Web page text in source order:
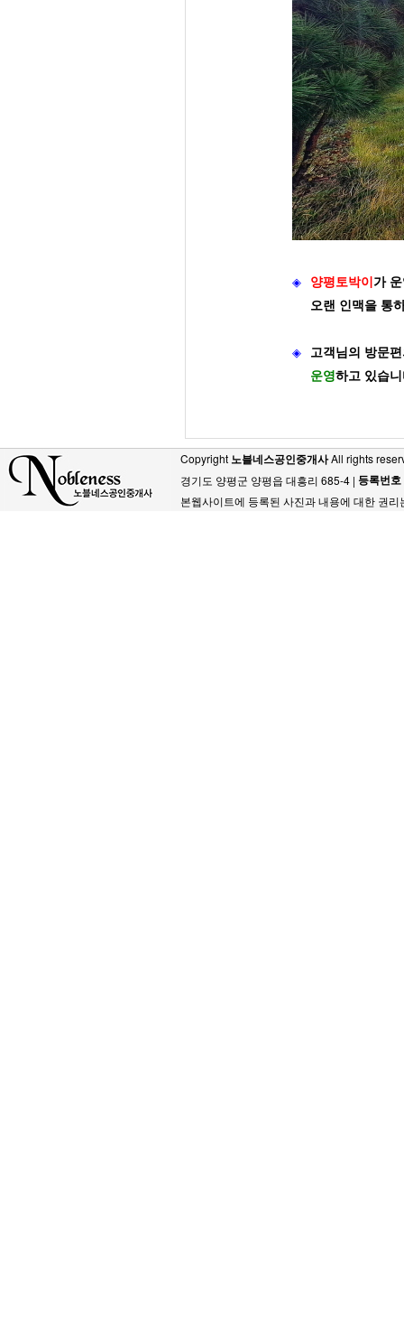
◈ 양평토박이 가
오랜 인맥을 통
◈
고객님의 방문
운영하고 있습
Copyright 노블네스공인중개사All rights
경기도 양평군 양평읍 대흥리 685-4 | 등록번호
본웹사이트에 등록된 사진과 내용에 대한 권